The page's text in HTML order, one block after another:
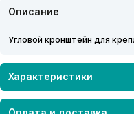
Описание
Угловой кронштейн для
Характеристики